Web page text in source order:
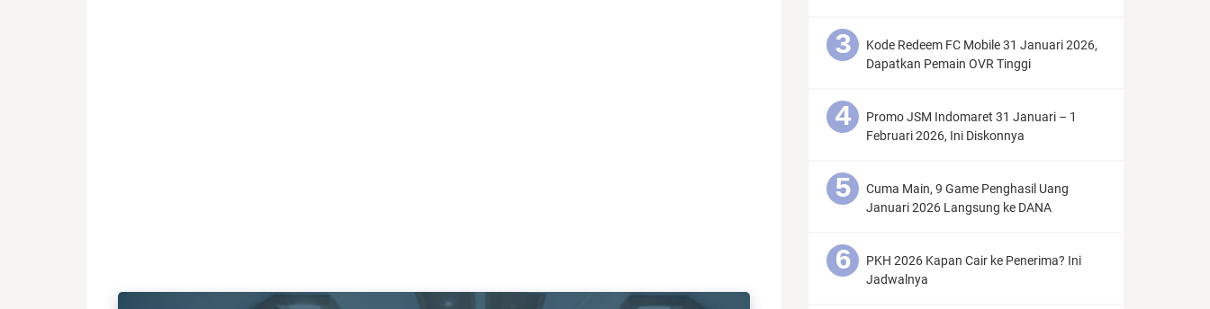
Kode Redeem FC Mobile 31 Januari 2026,
Dapatkan Pemain OVR Tinggi
Promo JSM Indomaret 31 Januari – 1
Februari 2026, Ini Diskonnya
Cuma Main, 9 Game Penghasil Uang
Januari 2026 Langsung ke DANA
PKH 2026 Kapan Cair ke Penerima? Ini
Jadwalnya